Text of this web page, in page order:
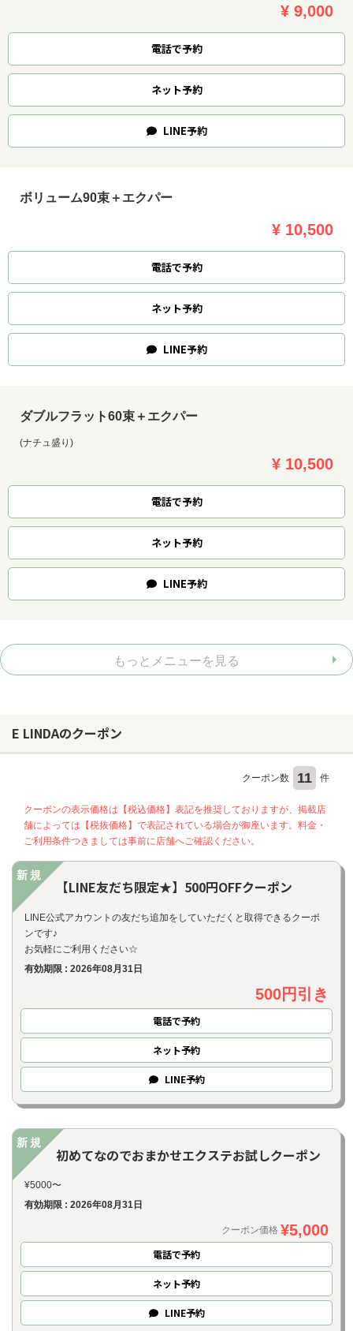
¥ 9,000
電話で予約
ネット予約
LINE予約
ボリューム90束＋エクパー
¥ 10,500
電話で予約
ネット予約
LINE予約
ダブルフラット60束＋エクパー
(ナチュ盛り)
¥ 10,500
電話で予約
ネット予約
LINE予約
もっとメニューを見る
E LINDAのクーポン
クーポン数 11 件
クーポンの表示価格は【税込価格】表記を推奨しておりますが、掲載店
舗によっては【税抜価格】で表記されている場合が御座います。料金・
ご利用条件つきましては事前に店舗へご確認ください。
新規
【LINE友だち限定★】500円OFFクーポン
LINE公式アカウントの友だち追加をしていただくと取得できるクーポ
ンです♪
お気軽にご利用ください☆
有効期限 : 2026年08月31日
500円引き
電話で予約
ネット予約
LINE予約
新規
初めてなのでおまかせエクステお試しクーポン
¥5000〜
有効期限 : 2026年08月31日
クーポン価格 ¥5,000
電話で予約
ネット予約
LINE予約